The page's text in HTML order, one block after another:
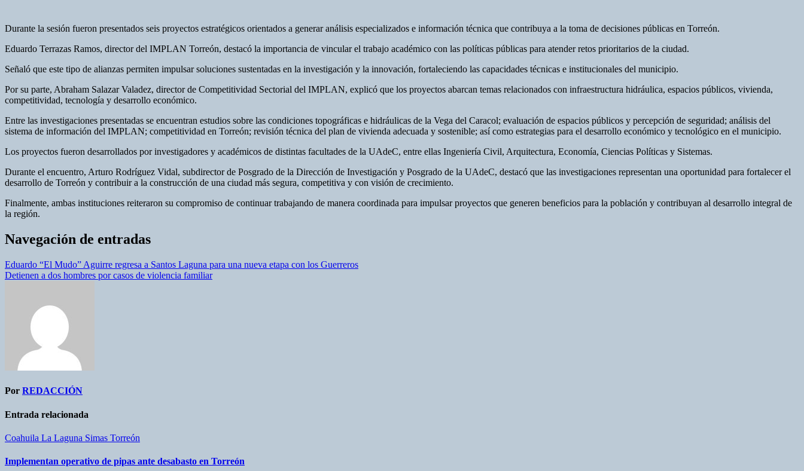
Durante la sesión fueron presentados seis proyectos estratégicos orientados a generar análisis especializados e información técnica que contribuya a la toma de decisiones públicas en Torreón.
Eduardo Terrazas Ramos, director del IMPLAN Torreón, destacó la importancia de vincular el trabajo académico con las políticas públicas para atender retos prioritarios de la ciudad.
Señaló que este tipo de alianzas permiten impulsar soluciones sustentadas en la investigación y la innovación, fortaleciendo las capacidades técnicas e institucionales del municipio.
Por su parte, Abraham Salazar Valadez, director de Competitividad Sectorial del IMPLAN, explicó que los proyectos abarcan temas relacionados con infraestructura hidráulica, espacios públicos, vivienda,
competitividad, tecnología y desarrollo económico.
Entre las investigaciones presentadas se encuentran estudios sobre las condiciones topográficas e hidráulicas de la Vega del Caracol; evaluación de espacios públicos y percepción de seguridad; análisis del
sistema de información del IMPLAN; competitividad en Torreón; revisión técnica del plan de vivienda adecuada y sostenible; así como estrategias para el desarrollo económico y tecnológico en el municipio.
Los proyectos fueron desarrollados por investigadores y académicos de distintas facultades de la UAdeC, entre ellas Ingeniería Civil, Arquitectura, Economía, Ciencias Políticas y Sistemas.
Durante el encuentro, Arturo Rodríguez Vidal, subdirector de Posgrado de la Dirección de Investigación y Posgrado de la UAdeC, destacó que las investigaciones representan una oportunidad para fortalecer el
desarrollo de Torreón y contribuir a la construcción de una ciudad más segura, competitiva y con visión de crecimiento.
Finalmente, ambas instituciones reiteraron su compromiso de continuar trabajando de manera coordinada para impulsar proyectos que generen beneficios para la población y contribuyan al desarrollo integral de
la región.
Navegación de entradas
Eduardo “El Mudo” Aguirre regresa a Santos Laguna para una nueva etapa con los Guerreros
Detienen a dos hombres por casos de violencia familiar
Por REDACCIÓN
Entrada relacionada
Coahuila La Laguna Simas Torreón
Implementan operativo de pipas ante desabasto en Torreón